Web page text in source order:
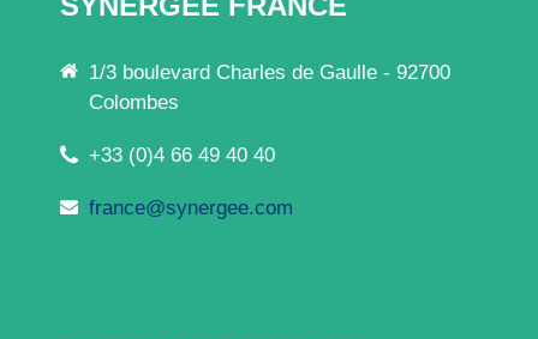
1/3 boulevard Charles de Gaulle - 92700
Colombes
+33 (0)4 66 49 40 40
france@synergee.com